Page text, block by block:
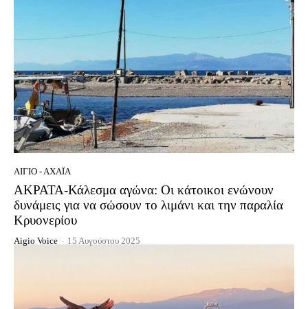
ΑΊΓΙΟ - ΑΧΑΪ́Α
ΑΚΡΑΤΑ-Κάλεσμα αγώνα: Οι κάτοικοι ενώνουν
δυνάμεις για να σώσουν το λιμάνι και την παραλία
Κρυονερίου
Aigio Voice - 15 Αυγούστου 2025